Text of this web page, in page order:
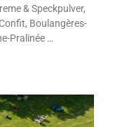
& Speckpulver,
Boulangères-
Pralinée …